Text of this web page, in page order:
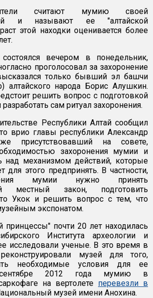
считают мумию своей
и называют ее "алтайской
этой находки оценивается более
вечером в понедельник,
проголосовал за захоронение
только бывший эл башчи
алтайского народа Борис Алушкин.
решить вопрос с подготовкой
сам ритуал захоронения.
Республики Алтай сообщил
врио главы республики Александр
присутствовавший на совете,
захоронения мумии и
над механизмом действий, которые
для этого предпринять. В частности,
мумии нужно принять
местный закон, подготовить
Укок и решить вопрос с тем, что
экспонатом.
принцессы" почти 20 лет находилась
Института археологии и
исследовали ученые. В это время в
музей для того,
необходимые условия для ее
2012 года мумию в
на вертолете перевезли в
музей имени Анохина.